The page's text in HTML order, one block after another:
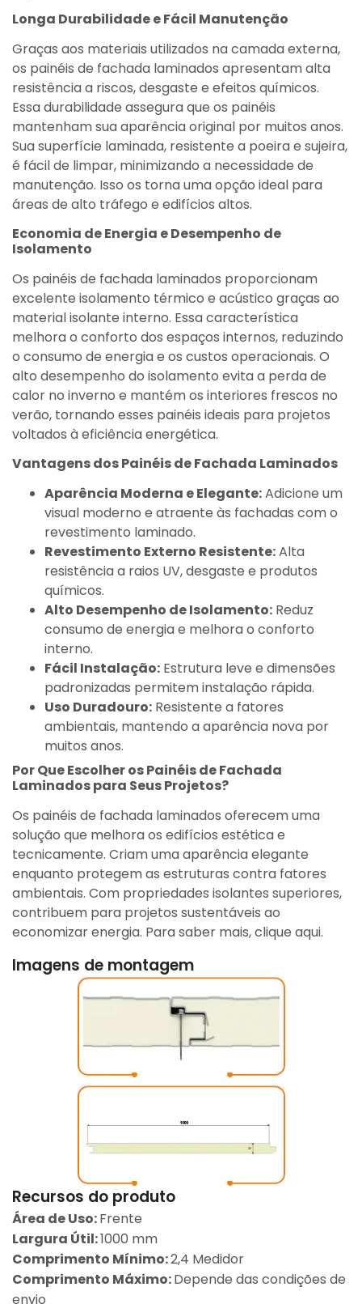
Longa Durabilidade e Fácil Manutenção
Graças aos materiais utilizados na camada externa,
os painéis de fachada laminados apresentam alta
resistência a riscos, desgaste e efeitos químicos.
Essa durabilidade assegura que os painéis
mantenham sua aparência original por muitos anos.
Sua superfície laminada, resistente a poeira e sujeira,
é fácil de limpar, minimizando a necessidade de
manutenção. Isso os torna uma opção ideal para
áreas de alto tráfego e edifícios altos.
Economia de Energia e Desempenho de
Isolamento
Os painéis de fachada laminados proporcionam
excelente isolamento térmico e acústico graças ao
material isolante interno. Essa característica
melhora o conforto dos espaços internos, reduzindo
o consumo de energia e os custos operacionais. O
alto desempenho do isolamento evita a perda de
calor no inverno e mantém os interiores frescos no
verão, tornando esses painéis ideais para projetos
voltados à eficiência energética.
Vantagens dos Painéis de Fachada Laminados
Aparência Moderna e Elegante:Adicione um
visual moderno e atraente às fachadas com o
revestimento laminado.
Revestimento Externo Resistente:Alta
resistência a raios UV, desgaste e produtos
químicos.
Alto Desempenho de Isolamento: Reduz
consumo de energia e melhora o conforto
interno.
Fácil Instalação: Estrutura leve e dimensões
padronizadas permitem instalação rápida.
Uso Duradouro: Resistente a fatores
ambientais, mantendo a aparência nova por
muitos anos.
Por Que Escolher os Painéis de Fachada
Laminados para Seus Projetos?
Os painéis de fachada laminados oferecem uma
solução que melhora os edifícios estética e
tecnicamente. Criam uma aparência elegante
enquanto protegem as estruturas contra fatores
ambientais. Com propriedades isolantes superiores,
contribuem para projetos sustentáveis ao
economizar energia. Para saber mais, clique aqui.
Imagens de montagem
Recursos do produto
Área de Uso:Frente
Largura Útil:1000 mm
Comprimento Mínimo:2,4 Medidor
Comprimento Máximo:Depende das condições de
envio